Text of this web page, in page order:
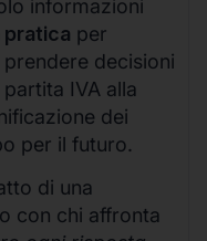
informazioni
pratica per
decisioni
IVA alla
dei
per il futuro.
di una
con chi affronta